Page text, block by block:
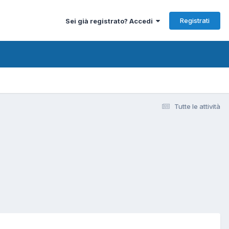
Sei già registrato? Accedi Registrati
Tutte le attività